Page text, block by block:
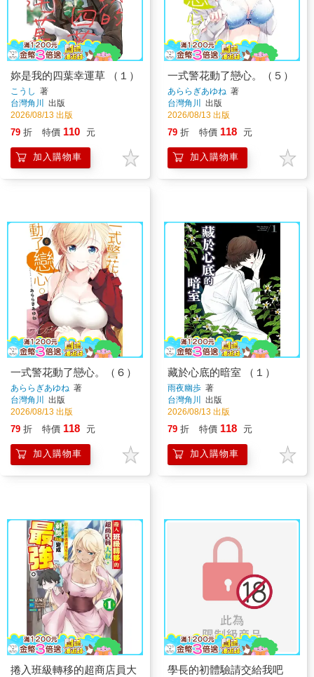
妳是我的四葉幸運草 （１）
こうし 著
台灣角川
出版
2026/08/13 出版
79 折 特價 110 元
加入購物車
一式警花動了戀心。（５）
あららぎあゆね 著
台灣角川
出版
2026/08/13 出版
79 折 特價 118 元
加入購物車
一式警花動了戀心。（６）
あららぎあゆね 著
台灣角川
出版
2026/08/13 出版
79 折 特價 118 元
加入購物車
藏於心底的暗室 （１）
雨夜幽歩 著
台灣角川
出版
2026/08/13 出版
79 折 特價 118 元
加入購物車
捲入班級轉移的超商店員大
學長的初體驗請交給我吧